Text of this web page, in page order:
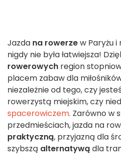
Jazda na rowerzew Paryżu
nigdy nie była łatwiejsza!
rowerowych region
placem zabaw dla
niezależnie od tego, czy
rowerzystą miejskim, czy
spacerowiczem. Zarówno w
przedmieściach, jazda na
praktyczną, przyjazną dla
szybszą alternatywą dla